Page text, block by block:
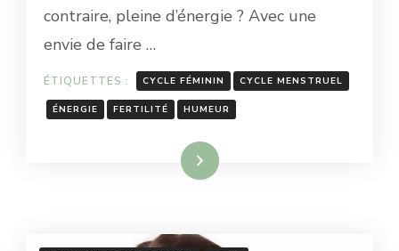
POUR
ÉNERGIE
ET
TON
contraire, pleine d’énergie ? Avec une
envie de faire …
ÉTIQUETTES : CYCLE FÉMININ CYCLE MENSTRUEL
ÉNERGIE FERTILITÉ HUMEUR
Lire la suite